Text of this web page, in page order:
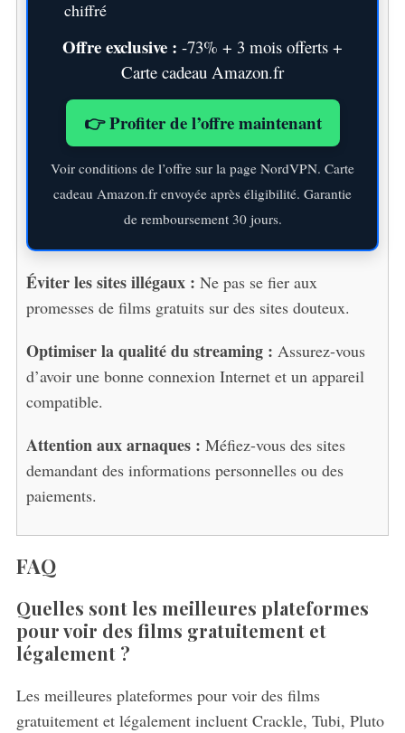
chiffré
Offre exclusive : -73% + 3 mois offerts +
Carte cadeau Amazon.fr
👉 Profiter de l’offre maintenant
Voir conditions de l’offre sur la page NordVPN. Carte
cadeau Amazon.fr envoyée après éligibilité. Garantie
de remboursement 30 jours.
Éviter les sites illégaux : Ne pas se fier aux
promesses de films gratuits sur des sites douteux.
Optimiser la qualité du streaming : Assurez-vous
d’avoir une bonne connexion Internet et un appareil
compatible.
Attention aux arnaques : Méfiez-vous des sites
demandant des informations personnelles ou des
paiements.
FAQ
Quelles sont les meilleures plateformes
pour voir des films gratuitement et
légalement ?
Les meilleures plateformes pour voir des films
gratuitement et légalement incluent Crackle, Tubi, Pluto